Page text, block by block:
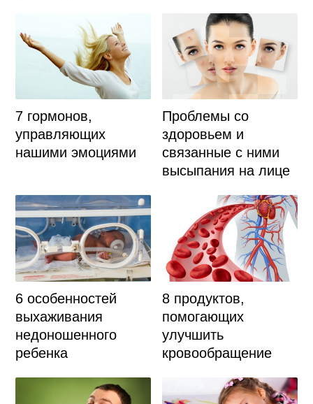
7 гормонов,
управляющих
нашими эмоциями
Проблемы со
здоровьем и
связанные с ними
высыпания на лице
6 особенностей
выхаживания
недоношенного
ребенка
8 продуктов,
помогающих
улучшить
кровообращение